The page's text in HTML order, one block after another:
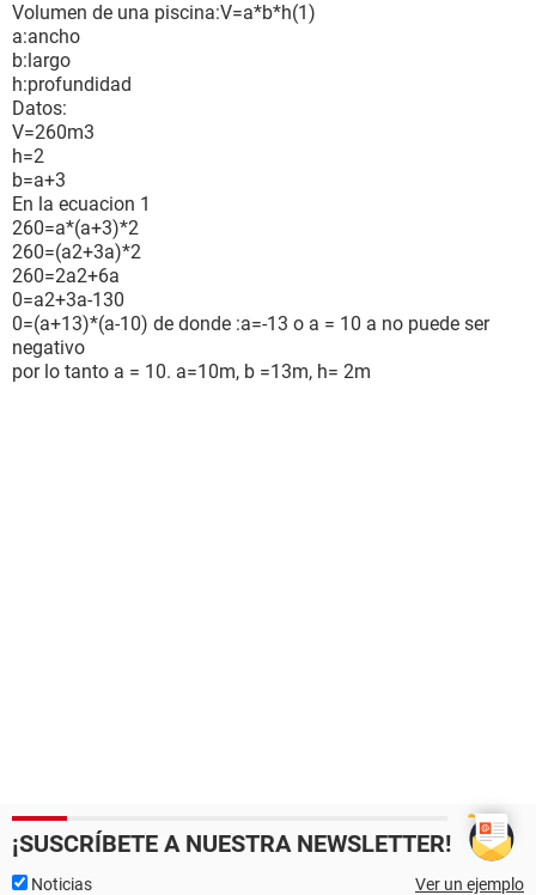
Volumen de una piscina:V=a*b*h(1)
a:ancho
b:largo
h:profundidad
Datos:
V=260m3
h=2
b=a+3
En la ecuacion 1
260=a*(a+3)*2
260=(a2+3a)*2
260=2a2+6a
0=a2+3a-130
0=(a+13)*(a-10) de donde :a=-13 o a = 10 a no puede ser
negativo
por lo tanto a = 10. a=10m, b =13m, h= 2m
¡SUSCRÍBETE A NUESTRA NEWSLETTER!
Noticias Ver un ejemplo